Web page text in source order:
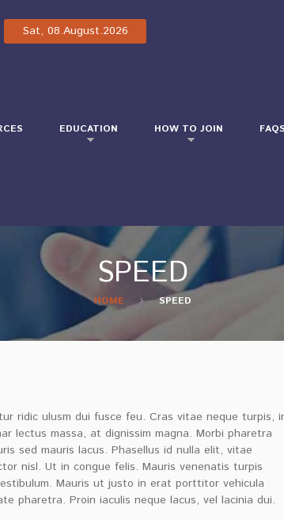
Sat, 08.August.2026
EDUCATION HOW TO JOIN
SPEED
HOME SPEED
ridic ulusm dui fusce feu. Cras vitae neque turpis,
lectus massa, at dignissim magna. Morbi pharetra
sed mauris lacus. Phasellus id nulla elit, vitae
nisl. Ut in congue felis. Mauris venenatis turpis
Mauris ut justo in erat porttitor vehicula
pharetra. Proin iaculis neque lacus, vel lacinia dui.